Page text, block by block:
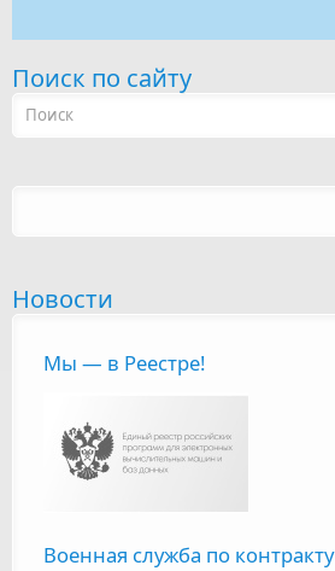
Поиск по сайту
Новости
Мы — в Реестре!
Военная служба по контракту